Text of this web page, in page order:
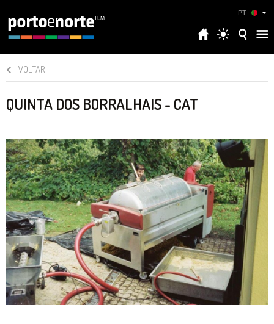
PT
VOLTAR
QUINTA DOS BORRALHAIS - CAT